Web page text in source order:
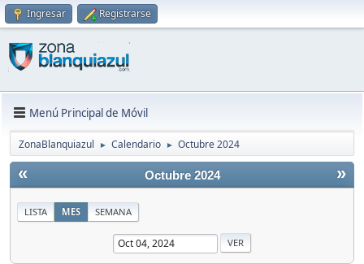
Ingresar Registrarse
Menú Principal de Móvil
ZonaBlanquiazul ► Calendario ► Octubre 2024
« »
Octubre 2024
LISTA MES SEMANA